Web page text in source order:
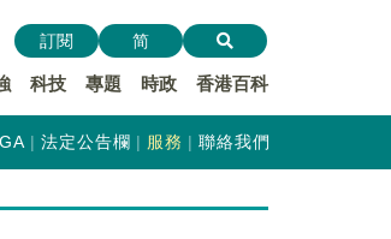
科技 專題 時政 香港百科
訂閱 简
法定公告欄 服務 聯絡我們